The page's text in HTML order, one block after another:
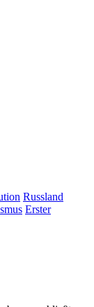
Russland
Erster